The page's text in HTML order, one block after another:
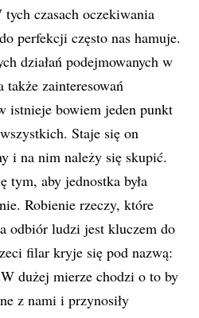
czasach oczekiwania
perfekcji często nas hamuje.
działań podejmowanych w
zainteresowań
istnieje bowiem jeden punkt
Staje się on
i na nim należy się skupić.
tym, aby jednostka była
Robienie rzeczy, które
odbiór ludzi jest kluczem do
filar kryje się pod nazwą:
dużej mierze chodzi o to by
z nami i przynosiły